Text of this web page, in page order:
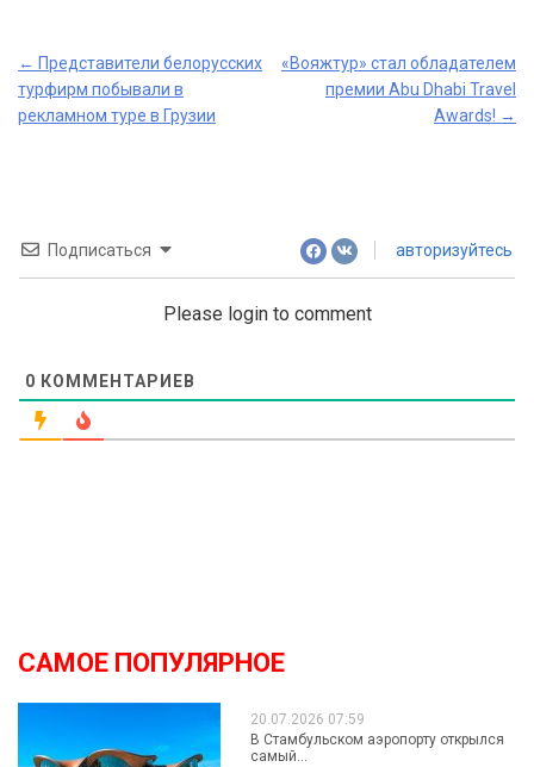
Post
navigation
← Представители белорусских
турфирм побывали в
рекламном туре в Грузии
«Вояжтур» стал обладателем
премии Abu Dhabi Travel
Awards! →
Подписаться авторизуйтесь
Please login to comment
0 КОММЕНТАРИЕВ
САМОЕ ПОПУЛЯРНОЕ
20.07.2026 07:59
В Стамбульском аэропорту открылся
самый...